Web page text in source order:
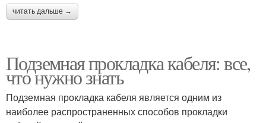
читать дальше →
Подземная прокладка кабеля: все,
что нужно знать
Подземная прокладка кабеля является одним из
наиболее распространенных способов прокладки